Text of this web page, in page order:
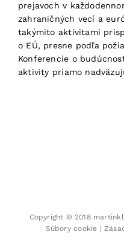
prejavoch v
zahraničných vecí a
takýmito aktivitami
o EÚ, presne podľa
Konferencie o
aktivity priamo
Copyright © 2018
Súbory cookie |